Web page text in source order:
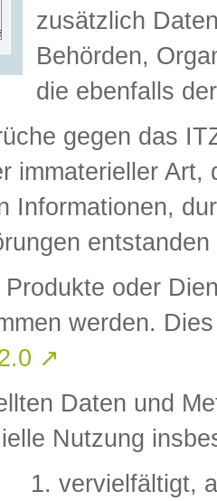
zusätzlich
Behörden,
die ebenfalls
gegen das
immaterieller
Informationen,
oder
werden.
↗
Daten und
Nutzung
vervielfältigt,